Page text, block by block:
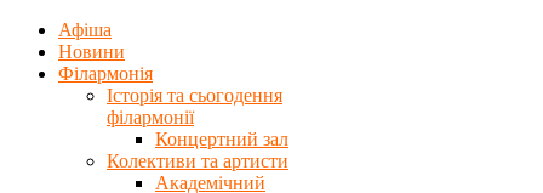
Афіша
Новини
Філармонія
Історія та сьогодення
філармонії
Концертний зал
Колективи та артисти
Академічний